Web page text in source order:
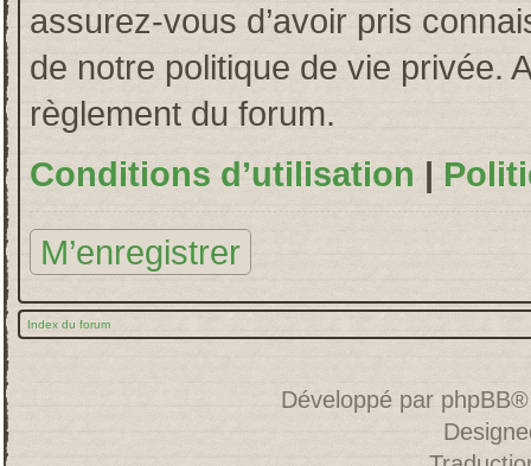
assurez-vous d’avoir pris
de notre politique de vie privée.
règlement du forum.
Conditions d’utilisation |
M’enregistrer
Index du forum
Développé par phpBB®